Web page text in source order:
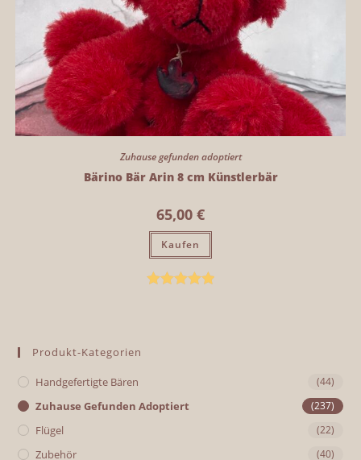
Zuhause gefunden adoptiert
Bärino Bär Arin 8 cm Künstlerbär
65,00 €
Kaufen
Produkt-Kategorien
Handgefertigte Bären (44)
Zuhause Gefunden Adoptiert (237)
Flügel (22)
Zubehör (40)